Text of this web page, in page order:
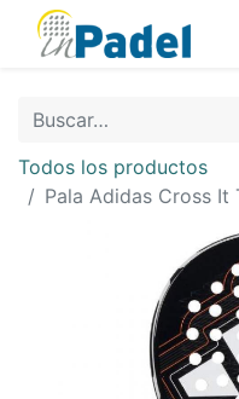
Todos los productos
Pala Adidas Cross